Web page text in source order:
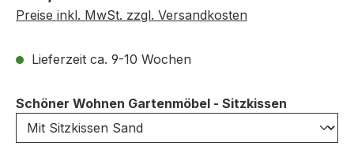
Preise inkl. MwSt. zzgl. Versandkosten
Lieferzeit ca. 9-10 Wochen
Schöner Wohnen Gartenmöbel - Sitzkissen